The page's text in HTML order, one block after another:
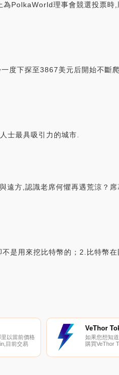
PolkaWorld理事會競選投票時,
度下探至3867美元后開始不斷
士最具吸引力的城市.
遠方,認識老席何懼再遇荒涼？
是用來挖比特幣的；2.比特幣
以當前價格
目前交易
、
VeThor
如果您想知
購買VeThor
密貨幣交易